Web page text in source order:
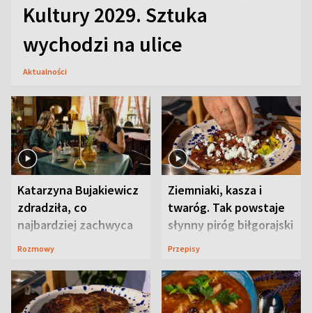
Kultury 2029. Sztuka
wychodzi na ulice
Aktualności
Katarzyna Bujakiewicz
zdradziła, co
najbardziej zachwyca
ją w Lublinie
Rozmowy
Ziemniaki, kasza i
twaróg. Tak powstaje
słynny piróg biłgorajski
Przepisy